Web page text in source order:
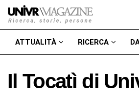
ATTUALITÀ RICERCA
Il Tocatì di